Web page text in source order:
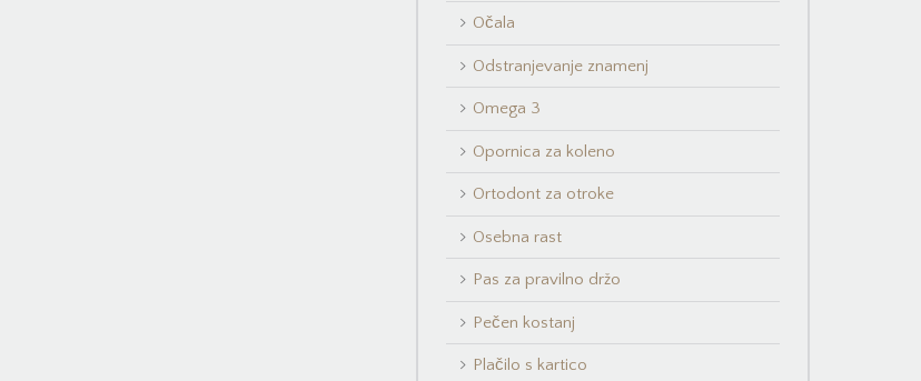
Očala
Odstranjevanje znamenj
Omega 3
Opornica za koleno
Ortodont za otroke
Osebna rast
Pas za pravilno držo
Pečen kostanj
Plačilo s kartico